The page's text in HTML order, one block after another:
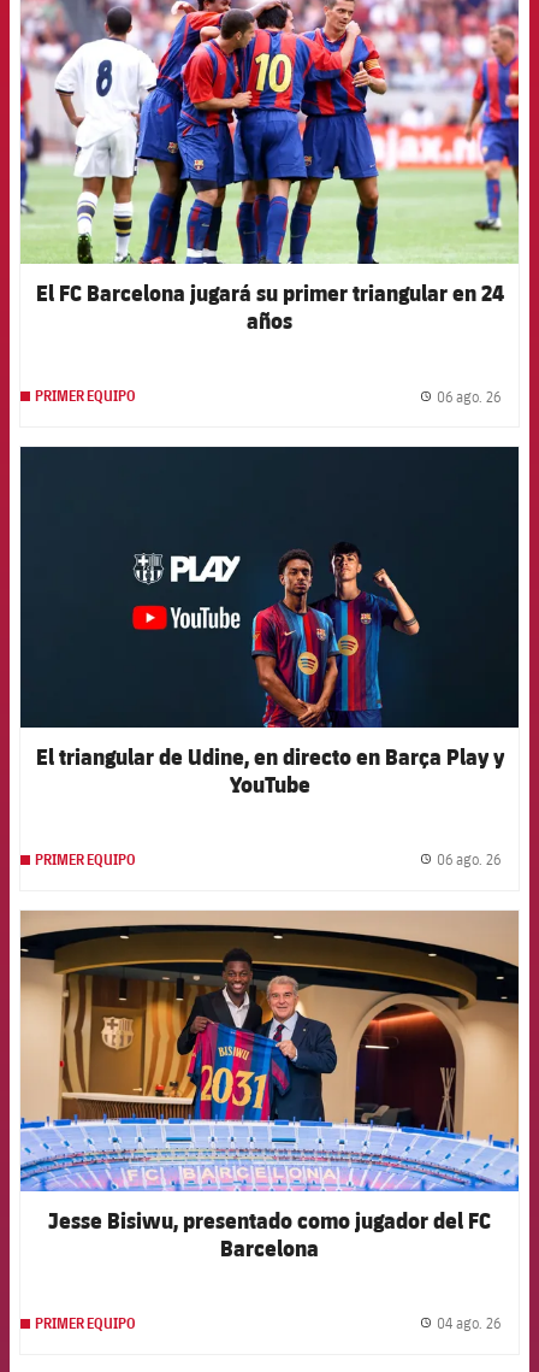
El FC Barcelona jugará su primer triangular en 24
años
PRIMER EQUIPO 06 ago. 26
El triangular de Udine, en directo en Barça Play y
YouTube
PRIMER EQUIPO 06 ago. 26
Jesse Bisiwu, presentado como jugador del FC
Barcelona
PRIMER EQUIPO 04 ago. 26